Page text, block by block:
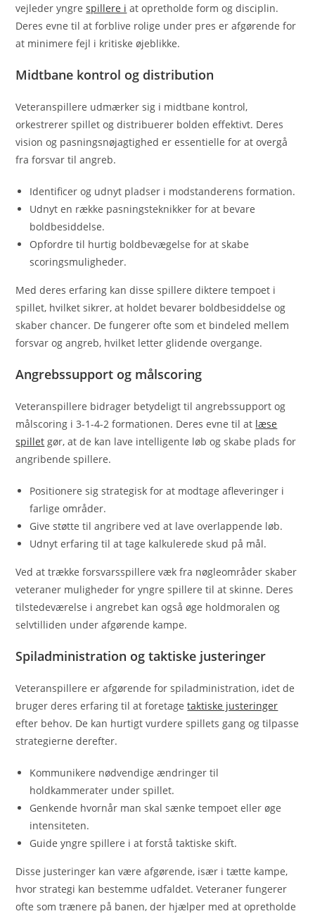
vejleder yngrespillere i at opretholde form og disciplin.
Deres evne til at forblive rolige under pres er afgørende for
at minimere fejl i kritiske øjeblikke.
Midtbane kontrol og distribution
Veteranspillere udmærker sig i midtbane kontrol,
orkestrerer spillet og distribuerer bolden effektivt. Deres
vision og pasningsnøjagtighed er essentielle for at overgå
fra forsvar til angreb.
Identificer og udnyt pladser i modstanderens formation.
Udnyt en række pasningsteknikker for at bevare
boldbesiddelse.
Opfordre til hurtig boldbevægelse for at skabe
scoringsmuligheder.
Med deres erfaring kan disse spillere diktere tempoet i
spillet, hvilket sikrer, at holdet bevarer boldbesiddelse og
skaber chancer. De fungerer ofte som et bindeled mellem
forsvar og angreb, hvilket letter glidende overgange.
Angrebssupport og målscoring
Veteranspillere bidrager betydeligt til angrebssupport og
målscoring i 3-1-4-2 formationen. Deres evne til at læse
spillet gør, at de kan lave intelligente løb og skabe plads for
angribende spillere.
Positionere sig strategisk for at modtage afleveringer i
farlige områder.
Give støtte til angribere ved at lave overlappende løb.
Udnyt erfaring til at tage kalkulerede skud på mål.
Ved at trække forsvarsspillere væk fra nøgleområder skaber
veteraner muligheder for yngre spillere til at skinne. Deres
tilstedeværelse i angrebet kan også øge holdmoralen og
selvtilliden under afgørende kampe.
Spiladministration og taktiske justeringer
Veteranspillere er afgørende for spiladministration, idet de
bruger deres erfaring til at foretagetaktiske justeringer
efter behov. De kan hurtigt vurdere spillets gang og tilpasse
strategierne derefter.
Kommunikere nødvendige ændringer til
holdkammerater under spillet.
Genkende hvornår man skal sænke tempoet eller øge
intensiteten.
Guide yngre spillere i at forstå taktiske skift.
Disse justeringer kan være afgørende, især i tætte kampe,
hvor strategi kan bestemme udfaldet. Veteraner fungerer
ofte som trænere på banen, der hjælper med at opretholde